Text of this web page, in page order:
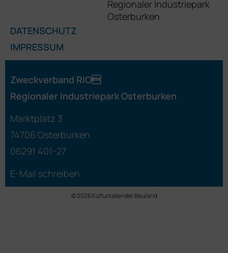
DATENSCHUTZ
IMPRESSUM
Zweckverband RIO
Regionaler Industriepark Osterburken
Marktplatz 3
74706 Osterburken
06291 401-27
E-Mail schreiben
© 2026 Kulturkalender Bauland